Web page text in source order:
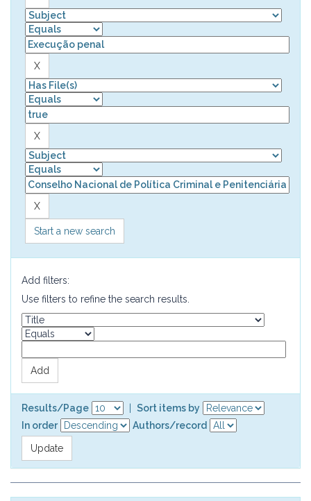
Start a new search
Add filters:
Use filters to refine the search results.
Results/Page
Sort items by
In order
Authors/record